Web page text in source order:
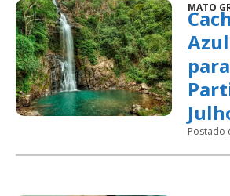
MATO
Postado